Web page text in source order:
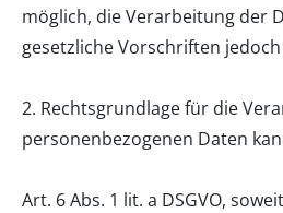
möglich, die Verarbeitung der
gesetzliche Vorschriften
2. Rechtsgrundlage für die
personenbezogenen Daten
Art. 6 Abs. 1 lit. a DSGVO,